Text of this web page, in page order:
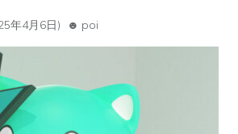
年4月6日) poi